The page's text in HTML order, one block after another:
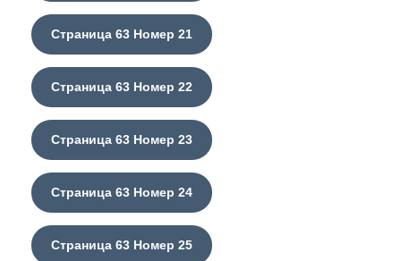
Страница 63 Номер 21
Страница 63 Номер 22
Страница 63 Номер 23
Страница 63 Номер 24
Страница 63 Номер 25